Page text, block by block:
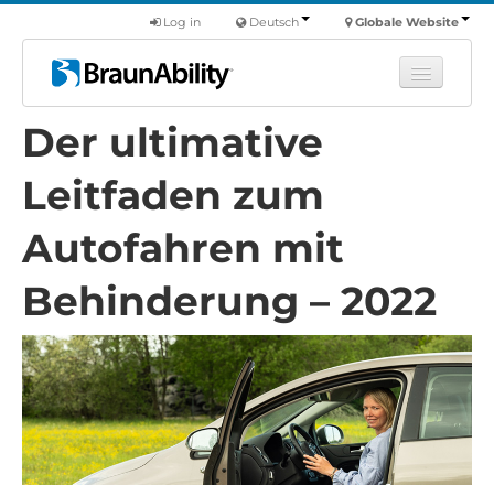
Globale Website
Deutsch
Log in
Fortbildung
Produkte
Nutzfahrzeuge
Über uns
Finde einen Händler
Der ultimative
Leitfaden zum
Autofahren mit
Behinderung – 2022